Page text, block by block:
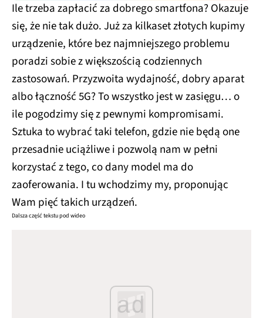
Ile trzeba zapłacić za dobrego smartfona? Okazuje
się, że nie tak dużo. Już za kilkaset złotych kupimy
urządzenie, które bez najmniejszego problemu
poradzi sobie z większością codziennych
zastosowań. Przyzwoita wydajność, dobry aparat
albo łączność 5G? To wszystko jest w zasięgu… o
ile pogodzimy się z pewnymi kompromisami.
Sztuka to wybrać taki telefon, gdzie nie będą one
przesadnie uciążliwe i pozwolą nam w pełni
korzystać z tego, co dany model ma do
zaoferowania. I tu wchodzimy my, proponując
Wam pięć takich urządzeń.
Dalsza część tekstu pod wideo
ad